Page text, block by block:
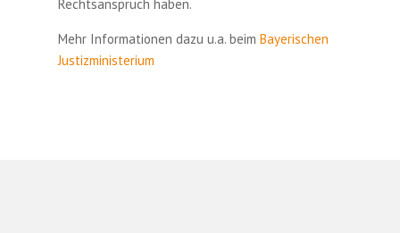
Rechtsanspruch haben.
Mehr Informationen dazu u.a. beim Bayerischen
Justizministerium